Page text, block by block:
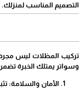
التصميم المناسب لمنزلك.
​تركيب المظلات ليس
وسواتر يمتلك الخبرة
​الأمان والسلامة: